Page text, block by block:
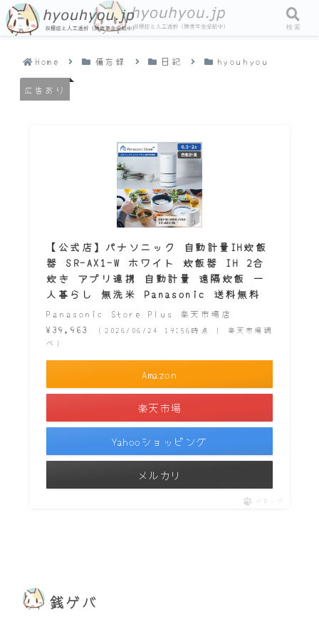
Home 備忘録 日記 hyouhyou
広告あり
銭ゲバ
【公式店】パナソニック 自動計量IH炊飯
器 SR-AX1-W ホワイト 炊飯器 IH 2合
炊き アプリ連携 自動計量 遠隔炊飯 一
人暮らし 無洗米 Panasonic 送料無料
Panasonic Store Plus 楽天市場店
¥39,963
（2026/06/24 19:56時点 | 楽天市場調
べ）
Amazon
楽天市場
Yahooショッピング
メルカリ
ポチップ
メニュー 検索